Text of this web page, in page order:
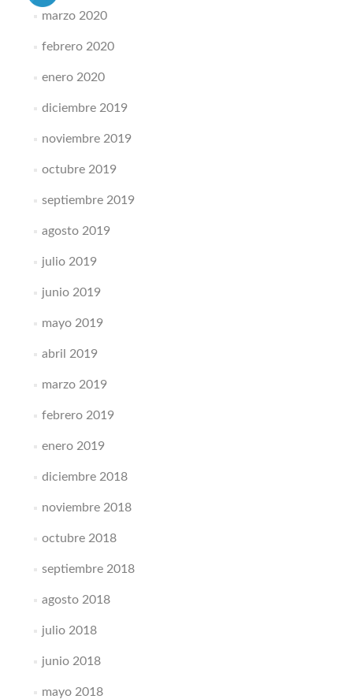
marzo 2020
febrero 2020
enero 2020
diciembre 2019
noviembre 2019
octubre 2019
septiembre 2019
agosto 2019
julio 2019
junio 2019
mayo 2019
abril 2019
marzo 2019
febrero 2019
enero 2019
diciembre 2018
noviembre 2018
octubre 2018
septiembre 2018
agosto 2018
julio 2018
junio 2018
mayo 2018